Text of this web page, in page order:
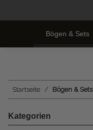
Bögen & Sets
Startseite Bögen & Sets
Kategorien